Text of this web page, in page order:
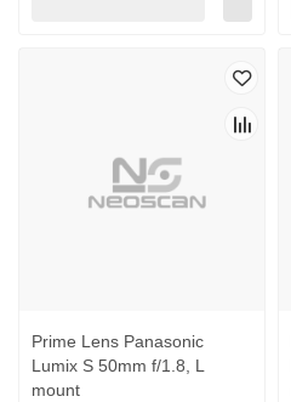
Prime Lens Panasonic
Lumix S 50mm f/1.8, L
mount